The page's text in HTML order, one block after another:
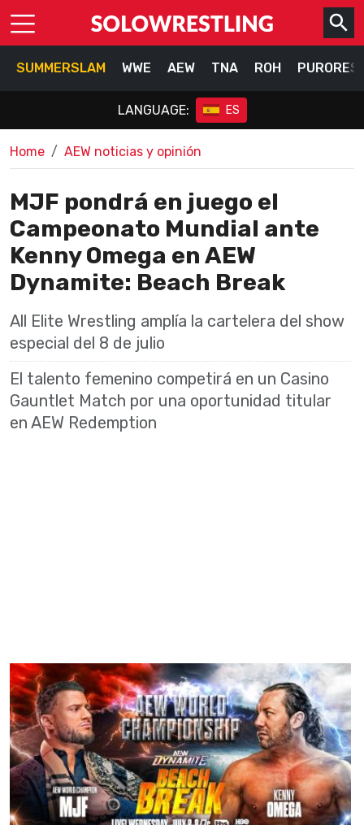
SUMMERSLAM WWE AEW TNA ROH
LANGUAGE: ES
Home AEW noticias y opinión
MJF pondrá en juego el
Campeonato Mundial ante
Kenny Omega en AEW
Dynamite: Beach Break
All Elite Wrestling amplía la cartelera del show
especial del 8 de julio
El talento femenino competirá en un Casino
Gauntlet Match por una oportunidad titular
en AEW Redemption